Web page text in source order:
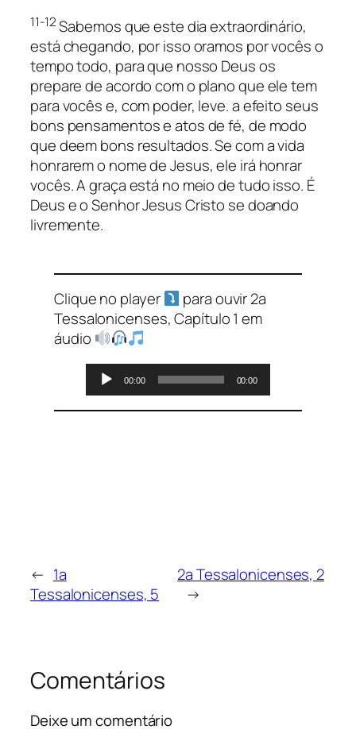
11-12Sabemos que este dia extraordinário,
está chegando, por isso oramos por vocês o
tempo todo, para que nosso Deus os
prepare de acordo com o plano que ele tem
para vocês e, com poder, leve. a efeito seus
bons pensamentos e atos de fé, de modo
que deem bons resultados. Se com a vida
honrarem o nome de Jesus, ele irá honrar
vocês. A graça está no meio de tudo isso. É
Deus e o Senhor Jesus Cristo se doando
livremente.
Clique no player
para ouvir 2a
Tessalonicenses, Capítulo 1 em
áudio
Tocador
de
áudio
00:00 00:00
← 1a
Tessalonicenses, 5
2a Tessalonicenses, 2
→
Comentários
Deixe um comentário